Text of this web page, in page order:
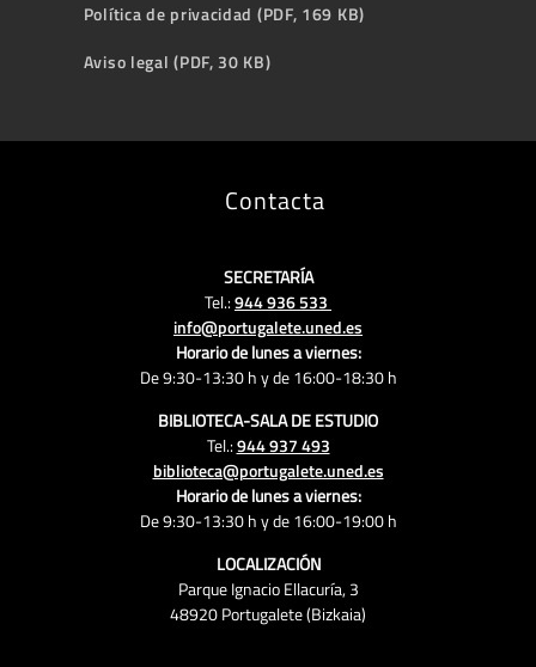
Política de privacidad (PDF, 169 KB)
Aviso legal (PDF, 30 KB)
Contacta
SECRETARÍA
Tel.:944 936 533
info@portugalete.uned.es
Horario de lunes a viernes:
De 9:30-13:30 h y de 16:00-18:30 h
BIBLIOTECA-SALA DE ESTUDIO
Tel.:944 937 493
biblioteca@portugalete.uned.es
Horario de lunes a viernes:
De 9:30-13:30 h y de 16:00-19:00 h
LOCALIZACIÓN
Parque Ignacio Ellacuría, 3
48920 Portugalete (Bizkaia)